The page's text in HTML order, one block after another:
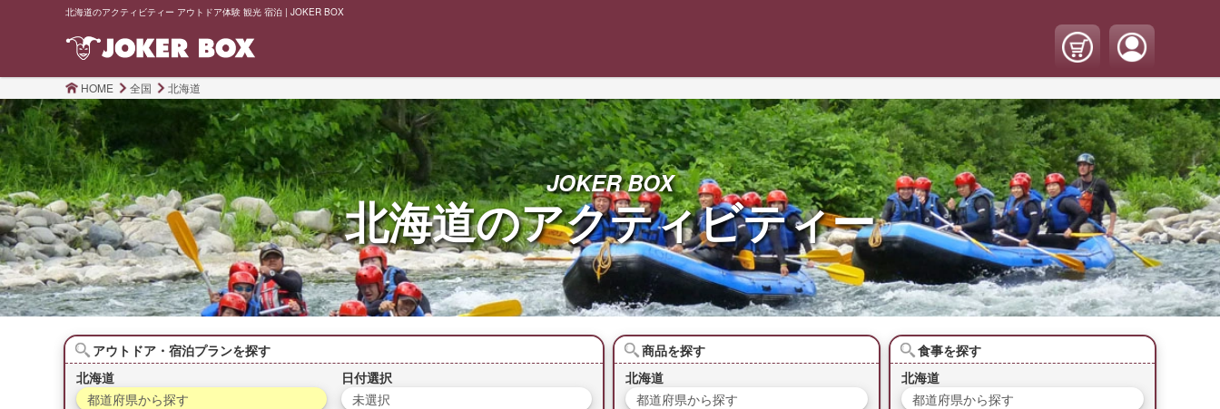
北海道のアクティビティー アウトドア体験 観光 宿泊 | JOKER BOX
HOME 全国 北海道
JOKER BOX
北海道のアクティビティー
アウトドア・宿泊プランを探す
北海道
都道府県から探す
日付選択
未選択
商品を探す
北海道
都道府県から探す
食事を探す
北海道
都道府県から探す